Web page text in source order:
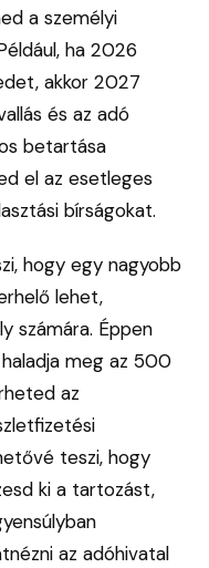
a személyi
ha 2026
akkor 2027
és az adó
betartása
el az esetleges
bírságokat.
hogy egy nagyobb
lehet,
számára. Éppen
meg az 500
az
teszi, hogy
ki a tartozást,
az adóhivatal